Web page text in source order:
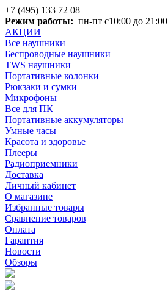
+7 (495) 133 72 08
Режим работы: пн-пт с10:00 до 21:00
АКЦИИ
Все наушники
Беспроводные наушники
TWS наушники
Портативные колонки
Рюкзаки и сумки
Микрофоны
Все для ПК
Портативные аккумуляторы
Умные часы
Красота и здоровье
Плееры
Радиоприемники
Доставка
Личный кабинет
О магазине
Избранные товары
Сравнение товаров
Оплата
Гарантия
Новости
Обзоры